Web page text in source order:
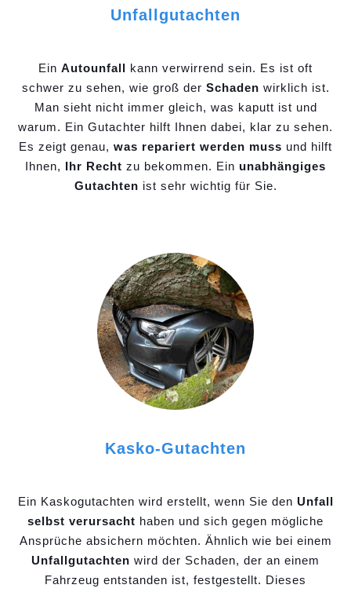
Unfallgutachten
Ein Autounfall kann verwirrend sein. Es ist oft
schwer zu sehen, wie groß der Schaden wirklich ist.
Man sieht nicht immer gleich, was kaputt ist und
warum. Ein Gutachter hilft Ihnen dabei, klar zu sehen.
Es zeigt genau, was repariert werden muss und hilft
Ihnen, Ihr Recht zu bekommen. Ein unabhängiges
Gutachten ist sehr wichtig für Sie.
Kasko-Gutachten
Ein Kaskogutachten wird erstellt, wenn Sie den Unfall
selbst verursacht haben und sich gegen mögliche
Ansprüche absichern möchten. Ähnlich wie bei einem
Unfallgutachten wird der Schaden, der an einem
Fahrzeug entstanden ist, festgestellt. Dieses